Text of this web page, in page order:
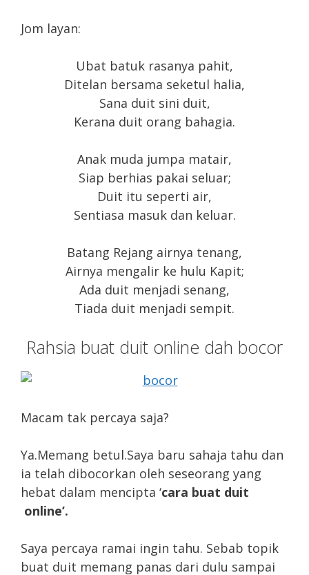
Jom layan:
Ubat batuk rasanya pahit,
Ditelan bersama seketul halia,
Sana duit sini duit,
Kerana duit orang bahagia.
Anak muda jumpa matair,
Siap berhias pakai seluar;
Duit itu seperti air,
Sentiasa masuk dan keluar.
Batang Rejang airnya tenang,
Airnya mengalir ke hulu Kapit;
Ada duit menjadi senang,
Tiada duit menjadi sempit.
Rahsia buat duit online dah bocor
Macam tak percaya saja?
Ya.Memang betul.Saya baru sahaja tahu dan
ia telah dibocorkan oleh seseorang yang
hebat dalam mencipta ‘cara buat duit
online’.
Saya percaya ramai ingin tahu. Sebab topik
buat duit memang panas dari dulu sampai